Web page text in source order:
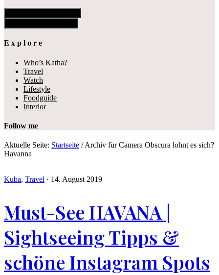
E x p l o r e
Who’s Katha?
Travel
Watch
Lifestyle
Foodguide
Interior
Follow me
Aktuelle Seite: Startseite /Archiv für Camera Obscura lohnt es sich?
Havanna
Kuba, Travel · 14. August 2019
Must-See HAVANA |
Sightseeing Tipps &
schöne Instagram Spots